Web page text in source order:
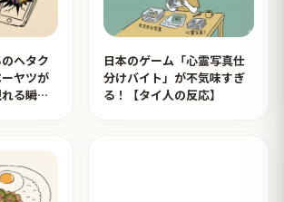
ヘタク
ヤツが
る瞬間
日本のゲーム「心霊写真仕
分けバイト」が不気味すぎ
る！【タイ人の反応】